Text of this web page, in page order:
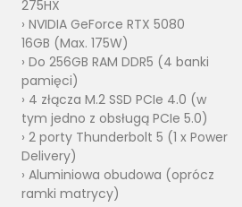
275HX
› NVIDIA GeForce RTX 5080
16GB (Max. 175W)
› Do 256GB RAM DDR5 (4 banki
pamięci)
› 4 złącza M.2 SSD PCIe 4.0 (w
tym jedno z obsługą PCIe 5.0)
› 2 porty Thunderbolt 5 (1 x Power
Delivery)
› Aluminiowa obudowa (oprócz
ramki matrycy)